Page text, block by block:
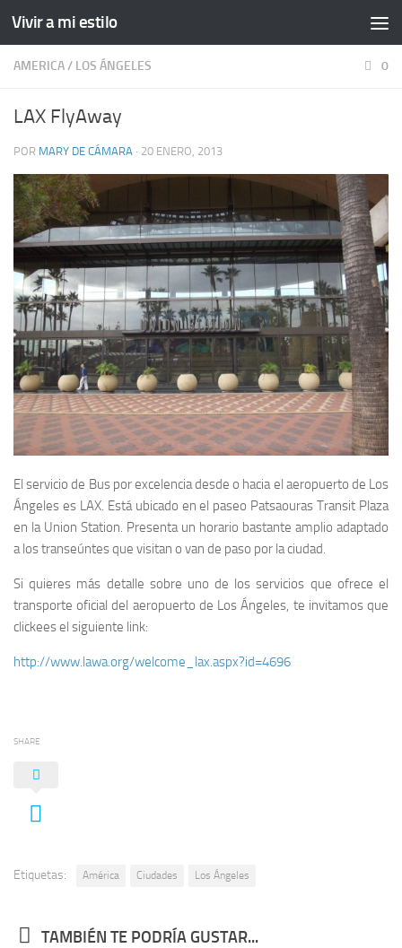
Vivir a mi estilo
AMERICA/ LOS ÁNGELES 0
LAX FlyAway
POR MARY DE CÁMARA · 20 ENERO, 2013
El servicio de Bus por excelencia desde o hacia el aeropuerto de Los
Ángeles es LAX. Está ubicado en el paseo Patsaouras Transit Plaza
en la Union Station. Presenta un horario bastante amplio adaptado
a los transeúntes que visitan o van de paso por la ciudad.
Si quieres más detalle sobre uno de los servicios que ofrece el
transporte oficial del aeropuerto de Los Ángeles, te invitamos que
clickees el siguiente link:
http://www.lawa.org/welcome_lax.aspx?id=4696
SHARE
Etiquetas: América Ciudades Los Ángeles
TAMBIÉN TE PODRÍA GUSTAR...